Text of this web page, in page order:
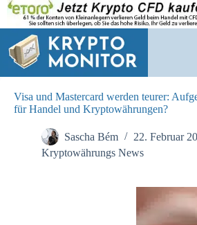
Zum
Inhalt
springen
Visa und Mastercard werden teurer:
für Handel und Kryptowährungen?
Sascha Bém
22. Februar
Kryptowährungs News